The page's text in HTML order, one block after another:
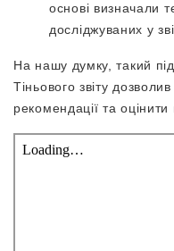
основі визначали
досліджуваних у
На нашу думку, такий
Тіньового звіту
рекомендації та